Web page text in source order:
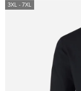
3XL - 7XL